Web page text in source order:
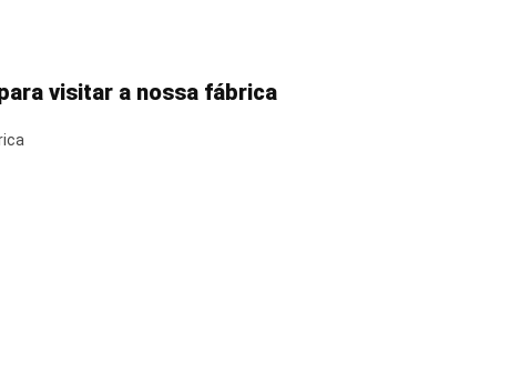
visitar a nossa fábrica